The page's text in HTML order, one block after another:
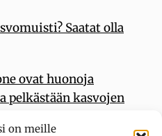
on meille
Saatat olla
ovat huonoja
kasvojen